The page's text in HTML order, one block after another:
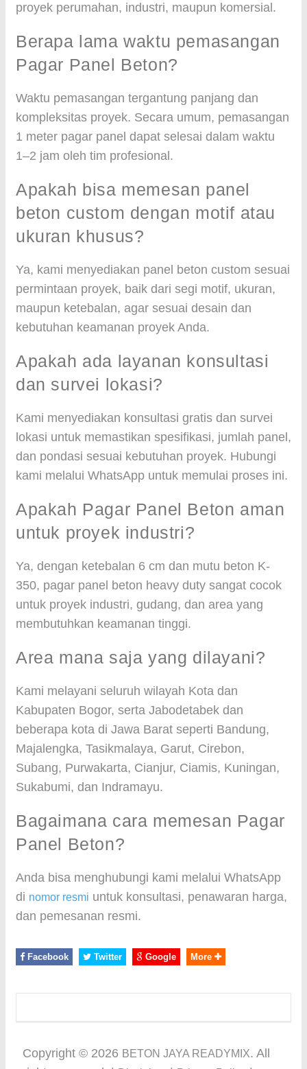
proyek perumahan, industri, maupun komersial.
Berapa lama waktu pemasangan
Pagar Panel Beton?
Waktu pemasangan tergantung panjang dan
kompleksitas proyek. Secara umum, pemasangan
1 meter pagar panel dapat selesai dalam waktu
1–2 jam oleh tim profesional.
Apakah bisa memesan panel
beton custom dengan motif atau
ukuran khusus?
Ya, kami menyediakan panel beton custom sesuai
permintaan proyek, baik dari segi motif, ukuran,
maupun ketebalan, agar sesuai desain dan
kebutuhan keamanan proyek Anda.
Apakah ada layanan konsultasi
dan survei lokasi?
Kami menyediakan konsultasi gratis dan survei
lokasi untuk memastikan spesifikasi, jumlah panel,
dan pondasi sesuai kebutuhan proyek. Hubungi
kami melalui WhatsApp untuk memulai proses ini.
Apakah Pagar Panel Beton aman
untuk proyek industri?
Ya, dengan ketebalan 6 cm dan mutu beton K-
350, pagar panel beton heavy duty sangat cocok
untuk proyek industri, gudang, dan area yang
membutuhkan keamanan tinggi.
Area mana saja yang dilayani?
Kami melayani seluruh wilayah Kota dan
Kabupaten Bogor, serta Jabodetabek dan
beberapa kota di Jawa Barat seperti Bandung,
Majalengka, Tasikmalaya, Garut, Cirebon,
Subang, Purwakarta, Cianjur, Ciamis, Kuningan,
Sukabumi, dan Indramayu.
Bagaimana cara memesan Pagar
Panel Beton?
Anda bisa menghubungi kami melalui WhatsApp
di nomor resmi untuk konsultasi, penawaran harga,
dan pemesanan resmi.
Facebook Twitter Google More
Copyright © 2026 BETON JAYA READYMIX. All